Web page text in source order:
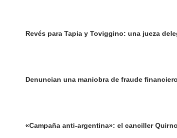
Revés para Tapia y Toviggino: una jueza
Denuncian una maniobra de fraude
«Campaña anti-argentina»: el canciller